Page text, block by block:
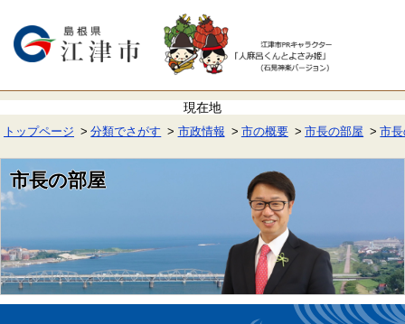
で
ば
本トップページ 分類でさがす 市政情報 市の概要 市長の部屋 市
市長の部屋